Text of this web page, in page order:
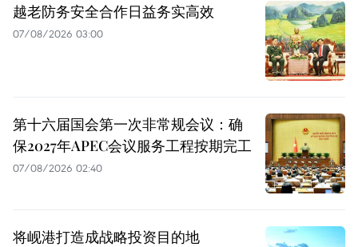
越老防务安全合作日益务实高效
07/08/2026 03:00
第十六届国会第一次非常规会议：确
保2027年APEC会议服务工程按期完工
07/08/2026 02:40
将岘港打造成战略投资目的地